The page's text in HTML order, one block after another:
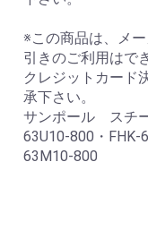
※この商品は、メ
引きのご利用はで
クレジットカード
承下さい。
サンポール スチ
63U10-800・FHK-
63M10-800